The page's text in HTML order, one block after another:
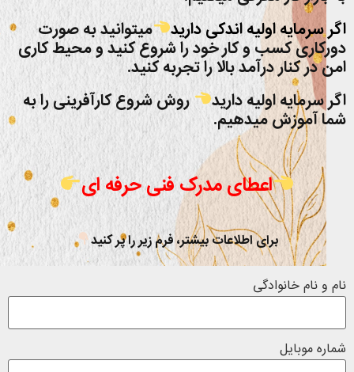
اگر سرمایه اولیه اندکی دارید
میتوانید به صورت
دورکاری کسب و کار خود را شروع کنید و محیط کاری
امن در کنار درآمد بالا را تجربه کنید.
اگر سرمایه اولیه دارید
روش شروع کارآفرینی را به
شما آموزش میدهیم.
اعطای مدرک فنی حرفه ای
برای اطلاعات بیشتر، فرم زیر را پر کنید
نام و نام خانوادگی
شماره موبایل